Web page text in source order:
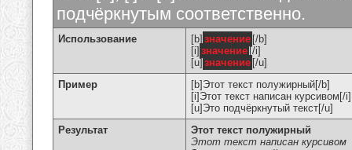
подчёркнутым соответственно.
Использование [b] значение [/b]
[i] значение [/i]
[u] значение [/u]
Пример
[b]Этот текст полужирный[/b]
[i]Этот текст написан курсивом[/i]
[u]Это подчёркнутый текст[/u]
Результат
Этот текст полужирный
Этот текст написан курсивом